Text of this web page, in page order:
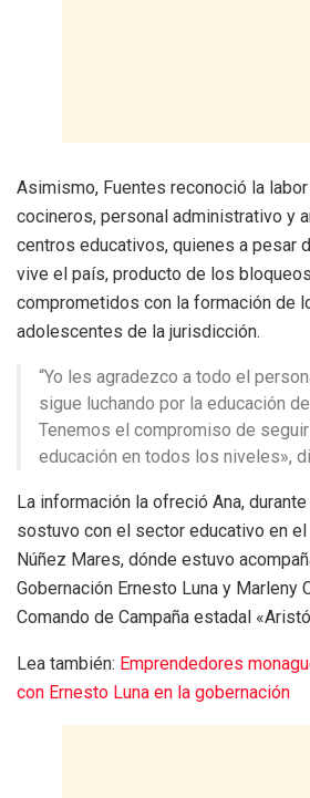
Asimismo, Fuentes reconoció la
cocineros, personal administrativo y
centros educativos, quienes a pesar
vive el país, producto de los
comprometidos con la formación de
adolescentes de la jurisdicción.
“Yo les agradezco a todo el
sigue luchando por la educación
Tenemos el compromiso de
educación en todos los niveles»,
La información la ofreció Ana,
sostuvo con el sector educativo en
Núñez Mares, dónde estuvo
Gobernación Ernesto Luna y Marleny
Comando de Campaña estadal
Lea también: Emprendedores
con Ernesto Luna en la gobernación